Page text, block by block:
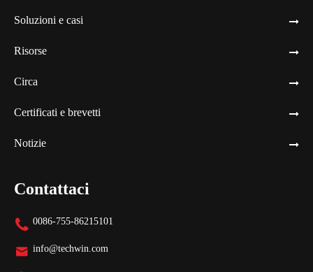
Soluzioni e casi
Risorse
Circa
Certificati e brevetti
Notizie
Contattaci
 0086-755-86215101
 info@techwin.com